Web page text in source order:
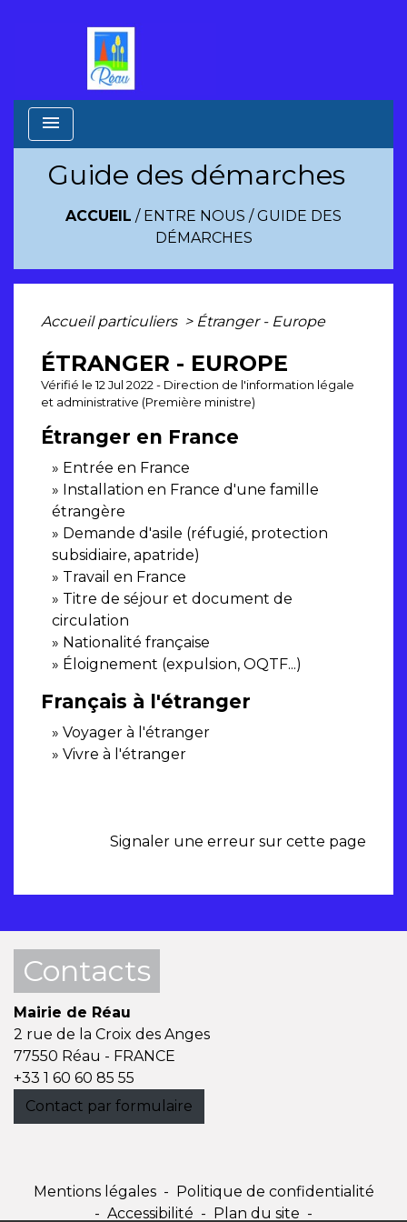
menu
Guide des démarches
ACCUEIL / ENTRE NOUS /GUIDE DES
DÉMARCHES
Accueil particuliers > Étranger - Europe
ÉTRANGER - EUROPE
Vérifié le 12 Jul 2022 - Direction de l'information légale
et administrative (Première ministre)
Étranger en France
Entrée en France
Installation en France d'une famille
étrangère
Demande d'asile (réfugié, protection
subsidiaire, apatride)
Travail en France
Titre de séjour et document de
circulation
Nationalité française
Éloignement (expulsion, OQTF...)
Français à l'étranger
Voyager à l'étranger
Vivre à l'étranger
Signaler une erreur sur cette page
Contacts
Mairie de Réau
2 rue de la Croix des Anges
77550 Réau - FRANCE
+33 1 60 60 85 55
Contact par formulaire
Mentions légales -
Politique de confidentialité
- Accessibilité - Plan du site -